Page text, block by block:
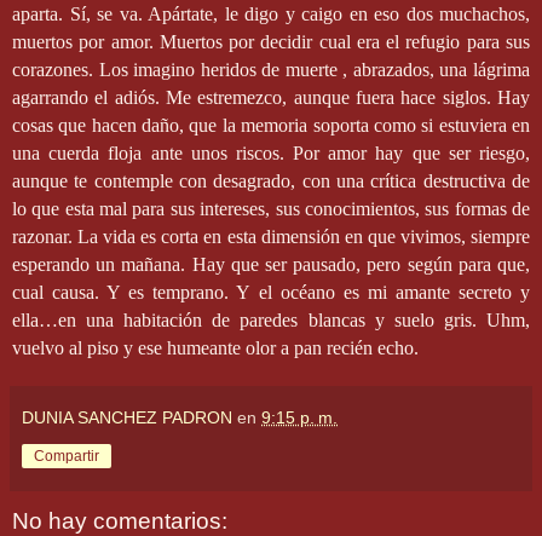
aparta. Sí, se va. Apártate, le digo y caigo en eso dos muchachos,
muertos por amor. Muertos por decidir cual era el refugio para sus
corazones. Los imagino heridos de muerte , abrazados, una lágrima
agarrando el adiós. Me estremezco, aunque fuera hace siglos. Hay
cosas que hacen daño, que la memoria soporta como si estuviera en
una cuerda floja ante unos riscos. Por amor hay que ser riesgo,
aunque te contemple con desagrado, con una crítica destructiva de
lo que esta mal para sus intereses, sus conocimientos, sus formas de
razonar. La vida es corta en esta dimensión en que vivimos, siempre
esperando un mañana. Hay que ser pausado, pero según para que,
cual causa. Y es temprano. Y el océano es mi amante secreto y
ella…en una habitación de paredes blancas y suelo gris. Uhm,
vuelvo al piso y ese humeante olor a pan recién echo.
DUNIA SANCHEZ PADRON en 9:15 p. m.
Compartir
No hay comentarios: